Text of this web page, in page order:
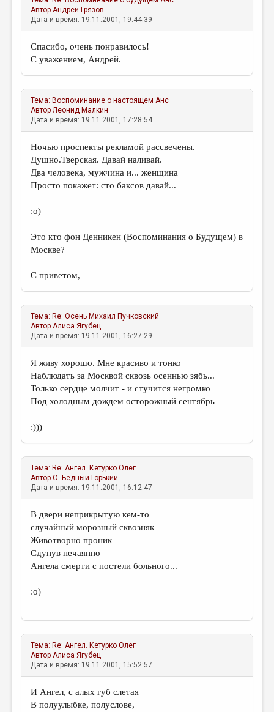
АвторАндрей Грязов
Дата и время: 19.11.2001, 19:44:39
Спасибо, очень понравилось!
С уважением, Андрей.
Тема: Воспоминание о настоящем Анс
АвторЛеонид Малкин
Дата и время: 19.11.2001, 17:28:54
Ночью проспекты рекламой рассвечены.
Душно.Тверская. Давай наливай.
Два человека, мужчина и... женщина
Просто покажет: сто баксов давай...
:о)
Это кто фон Денникен (Воспоминания о Будущем) в
Москве?
С приветом,
Тема: Re: Осень Михаил Пучковский
АвторАлиса Ягубец
Дата и время: 19.11.2001, 16:27:29
Я живу хорошо. Мне красиво и тонко
Наблюдать за Москвой сквозь осеннью зябь...
Только сердце молчит - и стучится негромко
Под холодным дождем осторожный сентябрь
:)))
Тема: Re: Ангел. Кетурко Олег
АвторО. Бедный-Горький
Дата и время: 19.11.2001, 16:12:47
В двери неприкрытую кем-то
случайный морозный сквозняк
Животворно проник
Сдунув нечаянно
Ангела смерти с постели больного...
:о)
Тема: Re: Ангел. Кетурко Олег
АвторАлиса Ягубец
Дата и время: 19.11.2001, 15:52:57
И Ангел, с алых губ слетая
В полуулыбке, полуслове,